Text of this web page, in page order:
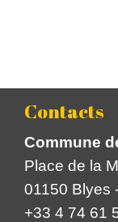
Contacts
Commune
Place de la
01150 Blyes
+33 4 74 61